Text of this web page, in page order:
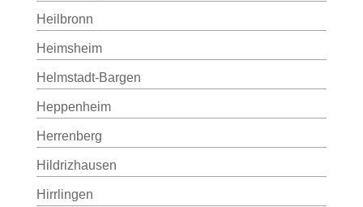
Heilbronn
Heimsheim
Helmstadt-Bargen
Heppenheim
Herrenberg
Hildrizhausen
Hirrlingen